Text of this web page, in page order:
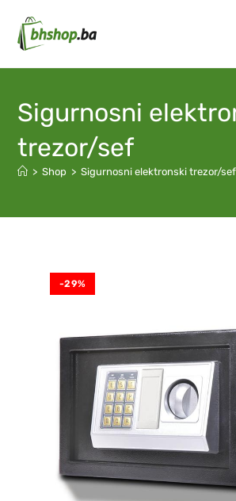
Sigurnosni
trezor/sef
> Shop > Sigurnosni elektronski trezor/sef
-29%